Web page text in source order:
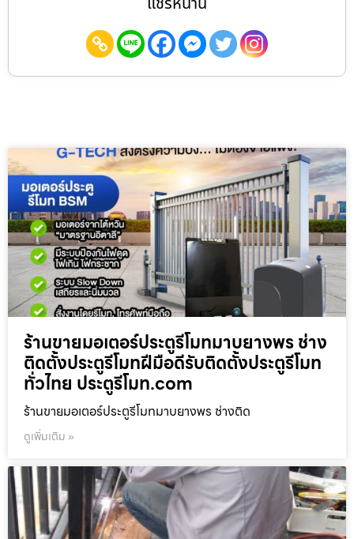
ร้านขายมอเตอร์ประตูรีโมทมาบยางพร ช่าง
ติดตั้งประตูรีโมทฝีมือดีรับติดตั้งประตูรีโมท
ทั่วไทย ประตูรีโมท.com
ร้านขายมอเตอร์ประตูรีโมทมาบยางพร ช่างติด
ดูเพิ่มเติม »